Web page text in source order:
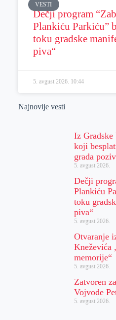
VESTI
Dečji program
Plankiću Parkiću”
toku gradske
piva“
5. avgust 2026. 10:44
Najnovije vesti
Iz Gradske
koji
grada
5. avgust 2026.
Dečji
Plankiću
toku
piva“
5. avgust 2026.
Otvaranje
Kneževića
memorije“
5. avgust 2026.
Zatvoren
Vojvode
5. avgust 2026.